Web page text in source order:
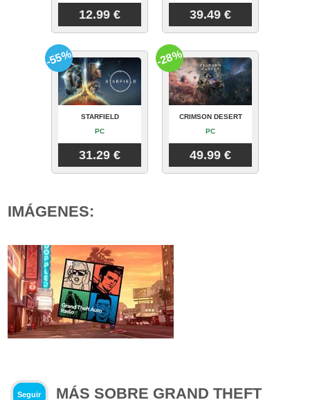
12.99 € 39.49 €
STARFIELD
PC
31.29 €
-55%
CRIMSON DESERT
PC
49.99 €
-28%
IMÁGENES:
Seguir MÁS SOBRE GRAND THEFT